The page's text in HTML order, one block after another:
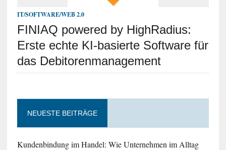
IT/SOFTWARE/WEB 2.0
FINIAQ powered by HighRadius:
Erste echte KI-basierte Software für
das Debitorenmanagement
NEUESTE BEITRÄGE
Kundenbindung im Handel: Wie Unternehmen im Alltag